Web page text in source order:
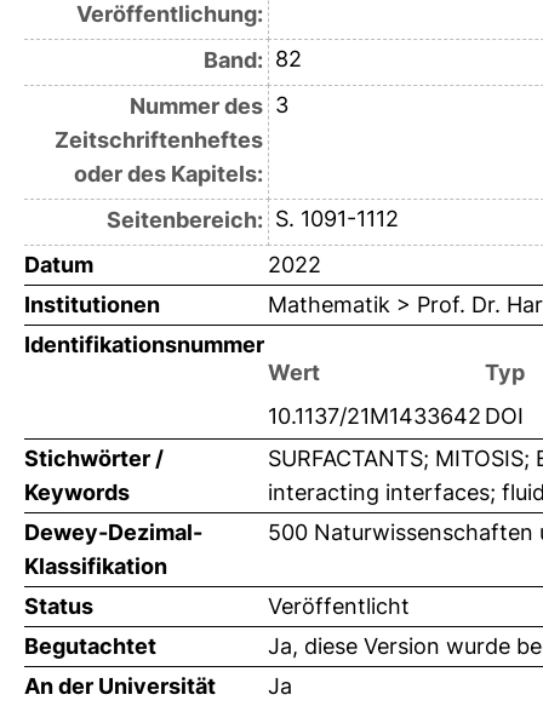
Veröffentlichung:
Band: 82
Nummer des
Zeitschriftenheftes
oder des Kapitels:
3
Seitenbereich: S. 1091-1112
Datum
2022
Institutionen
Mathematik > Prof. Dr.
Identifikationsnummer
Wert
Typ
10.1137/21M1433642 DOI
Stichwörter /
Keywords
SURFACTANTS;
interacting interfaces;
Dewey-Dezimal-
Klassifikation
500 Naturwissenschaften
Status
Veröffentlicht
Begutachtet
Ja, diese Version wurde
An der Universität
Ja